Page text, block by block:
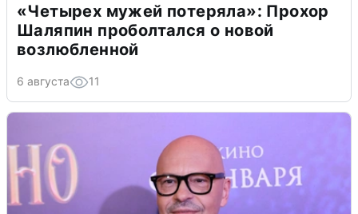
«Четырех мужей потеряла»: Прохор
Шаляпин проболтался о новой
возлюбленной
6 августа 11